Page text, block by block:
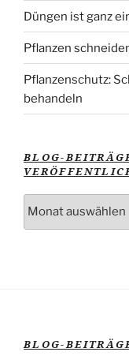
Düngen ist ganz
Pflanzen
Pflanzenschutz:
behandeln
BLOG-
BLOG-